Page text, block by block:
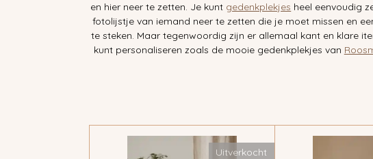
en hier neer te zetten. Je kunt gedenkplekjes heel eenvoudig
fotolijstje van iemand neer te zetten die je moet missen en
te steken. Maar tegenwoordig zijn er allemaal kant en klare
kunt personaliseren zoals de mooie gedenkplekjes van
Uitverkocht